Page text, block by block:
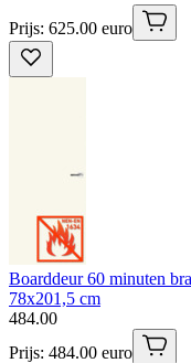
Prijs: 625.00 euro
Boarddeur 60 minuten
78x201,5 cm
484.00
Prijs: 484.00 euro